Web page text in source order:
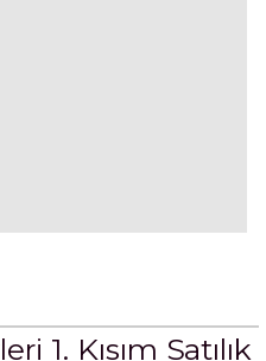
1. Kısım Satılık